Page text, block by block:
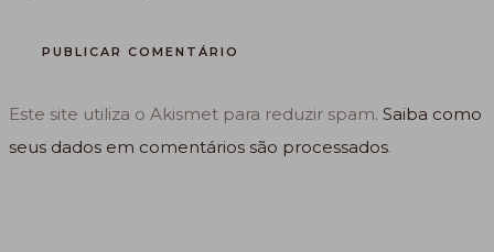
Este site utiliza o Akismet para reduzir spam.Saiba como
seus dados em comentários são processados.